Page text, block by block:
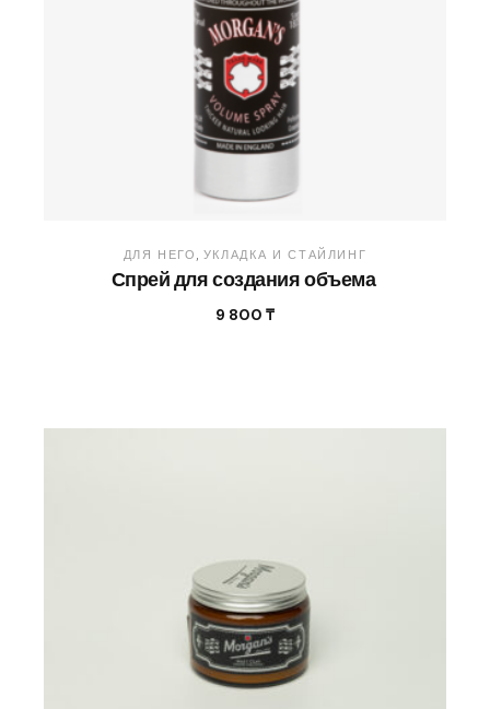
ДЛЯ НЕГО УКЛАДКА И СТАЙЛИНГ
Спрей для создания объема
9 800 ₸